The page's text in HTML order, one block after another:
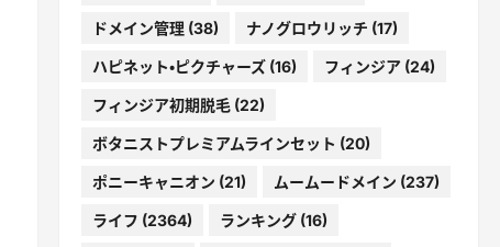
ドメイン管理(38) ナノグロウリッチ (17)
ハピネット・ピクチャーズ(16) フィンジア(24)
フィンジア初期脱毛(22)
ボタニストプレミアムラインセット (20)
ポニーキャニオン (21) ムームードメイン (237)
ライフ (2364) ランキング(16)